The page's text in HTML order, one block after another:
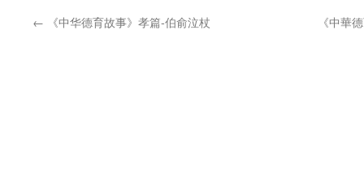
← 《中华德育故事》孝篇-伯俞泣杖 《中華